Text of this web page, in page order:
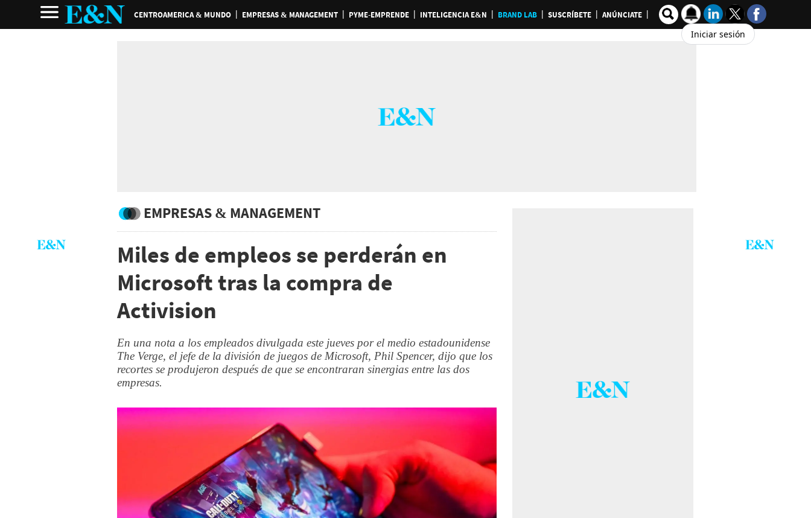
CENTROAMERICA & MUNDO EMPRESAS & MANAGEMENT PYME-EMPRENDE INTELIGENCIA E&N BRAND LAB SUSCRÍBETE ANÚNCIATE
Iniciar sesión
EMPRESAS & MANAGEMENT
Miles de empleos se perderán en
Microsoft tras la compra de
Activision
En una nota a los empleados divulgada este jueves por el medio estadounidense
The Verge, el jefe de la división de juegos de Microsoft, Phil Spencer, dijo que los
recortes se produjeron después de que se encontraran sinergias entre las dos
empresas.